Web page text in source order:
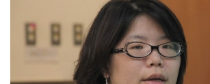
者痊癒指日可待。 成大醫院內科部感染
示，台灣在1984年出現第一例愛滋感染
年收到第一位病例，到2012年底，累計
者，百名以上的感染者，服用抗病毒藥超